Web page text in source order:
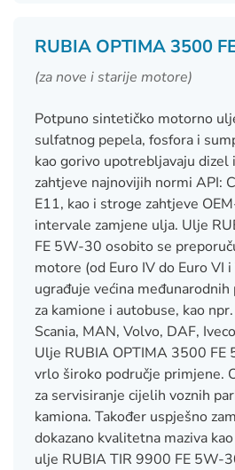
RUBIA OPTIMA 3500
(za nove i starije motore)
Potpuno sintetičko motorno
sulfatnog pepela, fosfora i
kao gorivo upotrebljavaju dizel
zahtjeve najnovijih normi API:
E11, kao i stroge zahtjeve
intervale zamjene ulja. Ulje
FE 5W-30 osobito se
motore (od Euro IV do Euro VI
ugrađuje većina
za kamione i autobuse, kao
Scania, MAN, Volvo, DAF,
Ulje RUBIA OPTIMA 3500 FE
vrlo široko područje primjene.
za servisiranje cijelih voznih
kamiona. Također uspješno
dokazano kvalitetna maziva
ulje RUBIA TIR 9900 FE 5W-